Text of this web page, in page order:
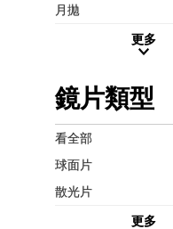
月拋
更多
鏡片類型
看全部
球面片
散光片
更多